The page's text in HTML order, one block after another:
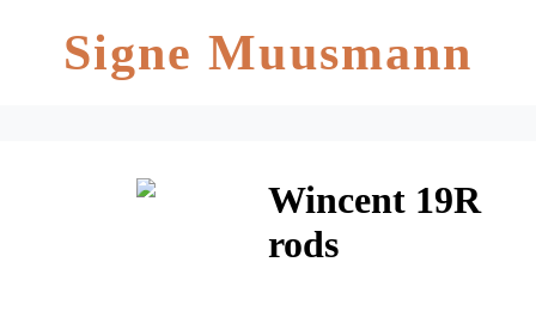
Signe Muusmann
Wincent 19R
rods